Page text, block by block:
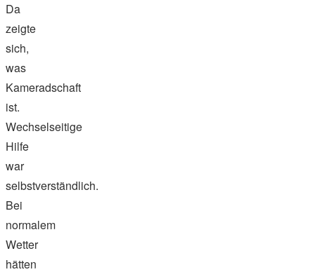
Da
zeigte
sich,
was
Kameradschaft
ist.
Wechselseitige
Hilfe
war
selbstverständlich.
Bei
normalem
Wetter
hätten